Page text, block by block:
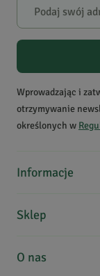
W naszej
5
Absolutnie
Wprowadzając i
otrzymywanie
określonych w
Informacje
Formy płatności
Kontakt
Sklep
O nas